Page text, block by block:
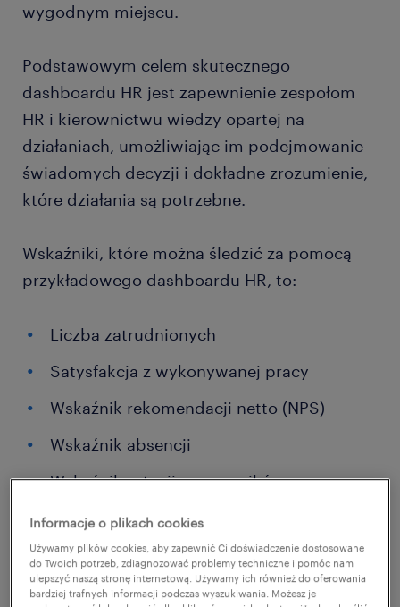
wygodnym miejscu.
Podstawowym celem skutecznego
dashboardu HR jest zapewnienie zespołom
HR i kierownictwu wiedzy opartej na
działaniach, umożliwiając im podejmowanie
świadomych decyzji i dokładne zrozumienie,
które działania są potrzebne.
Wskaźniki, które można śledzić za pomocą
przykładowego dashboardu HR, to:
Liczba zatrudnionych
Satysfakcja z wykonywanej pracy
Wskaźnik rekomendacji netto (NPS)
Wskaźnik absencji
Wskaźnik rotacji pracowników
Wydajność pracowników
Koszt szkolenia na pracownika
Odsetek pracowników
Informacje o plikach cookies
Używamy plików cookies, aby zapewnić Ci doświadczenie dostosowane
do Twoich potrzeb, zdiagnozować problemy techniczne i pomóc nam
ulepszyć naszą stronę internetową. Używamy ich również do oferowania
bardziej trafnych informacji podczas wyszukiwania. Możesz je